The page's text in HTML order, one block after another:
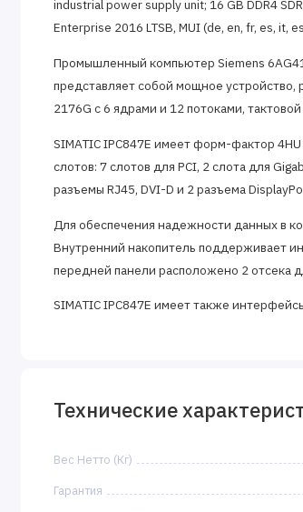
industrial power supply unit; 16 GB DDR4
Enterprise 2016 LTSB, MUI (de, en, fr, es, it,
Промышленный компьютер Siemens
представляет собой мощное
2176G с 6 ядрами и 12 потоками,
SIMATIC IPC847E имеет форм-фактор
слотов: 7 слотов для PCI, 2 слота для
разъемы RJ45, DVI-D и 2 разъема
Для обеспечения надежности данных в
Внутренний накопитель поддерживает
передней панели расположено 2 отсека
SIMATIC IPC847E имеет также
поставляется без дополнительных
для США.
Промышленный компьютер Siemens
Технические
Вес Нетто (Кг)
Гарантия